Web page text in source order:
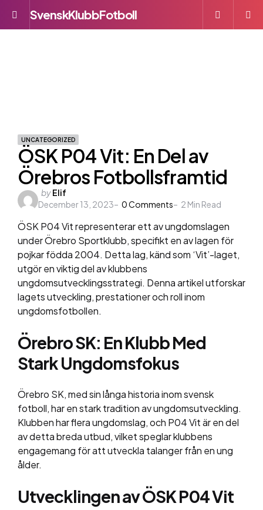
Menu
SvenskKlubbFotboll
UNCATEGORIZED
ÖSK P04 Vit: En Del av
Örebros Fotbollsframtid
Posted
by
byElif
December 13, 2023
0Comments 2 Min Read
ÖSK P04 Vit representerar ett av ungdomslagen
under Örebro Sportklubb, specifikt en av lagen för
pojkar födda 2004. Detta lag, känd som ‘Vit’-laget,
utgör en viktig del av klubbens
ungdomsutvecklingsstrategi. Denna artikel utforskar
lagets utveckling, prestationer och roll inom
ungdomsfotbollen.
Örebro SK: En Klubb Med
Stark Ungdomsfokus
Örebro SK, med sin långa historia inom svensk
fotboll, har en stark tradition av ungdomsutveckling.
Klubben har flera ungdomslag, och P04 Vit är en del
av detta breda utbud, vilket speglar klubbens
engagemang för att utveckla talanger från en ung
ålder.
Utvecklingen av ÖSK P04 Vit